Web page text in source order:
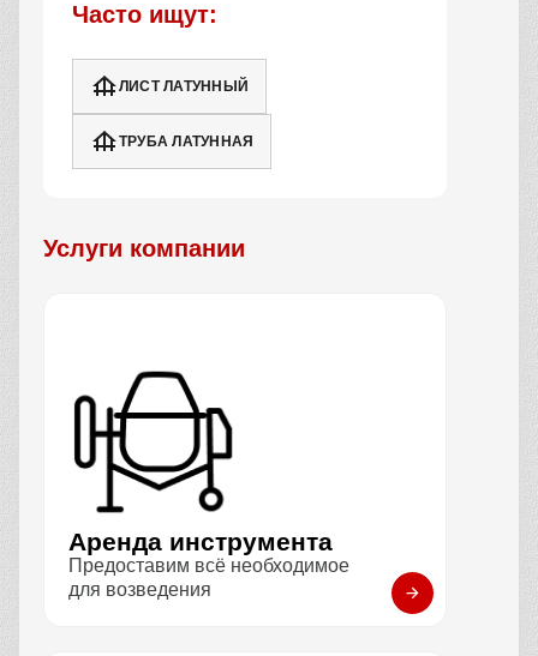
Часто ищут:
ЛИСТ ЛАТУННЫЙ
ТРУБА ЛАТУННАЯ
Услуги компании
Аренда инструмента
Предоставим всё необходимое
для возведения